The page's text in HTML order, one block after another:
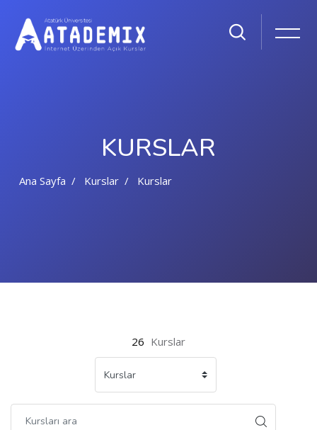
KURSLAR
Ana Sayfa Kurslar Kurslar
26 Kurslar